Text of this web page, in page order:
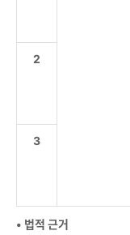
2
3
• 법적 근거